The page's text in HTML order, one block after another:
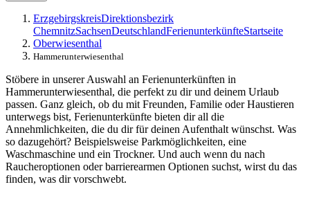
ErzgebirgskreisDirektionsbezirk
ChemnitzSachsenDeutschlandFerienunterkünfteStartseite
Oberwiesenthal
Hammerunterwiesenthal
Stöbere in unserer Auswahl an Ferienunterkünften in
Hammerunterwiesenthal, die perfekt zu dir und deinem Urlaub
passen. Ganz gleich, ob du mit Freunden, Familie oder Haustieren
unterwegs bist, Ferienunterkünfte bieten dir all die
Annehmlichkeiten, die du dir für deinen Aufenthalt wünschst. Was
so dazugehört? Beispielsweise Parkmöglichkeiten, eine
Waschmaschine und ein Trockner. Und auch wenn du nach
Raucheroptionen oder barrierearmen Optionen suchst, wirst du das
finden, was dir vorschwebt.